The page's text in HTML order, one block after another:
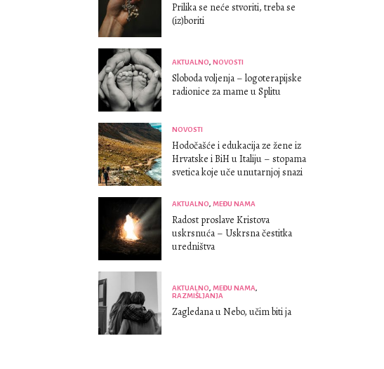
Prilika se neće stvoriti, treba se
(iz)boriti
AKTUALNO, NOVOSTI
Sloboda voljenja – logoterapijske
radionice za mame u Splitu
NOVOSTI
Hodočašće i edukacija ze žene iz
Hrvatske i BiH u Italiju – stopama
svetica koje uče unutarnjoj snazi
AKTUALNO, MEĐU NAMA
Radost proslave Kristova
uskrsnuća – Uskrsna čestitka
uredništva
AKTUALNO, MEĐU NAMA,
RAZMIŠLJANJA
Zagledana u Nebo, učim biti ja